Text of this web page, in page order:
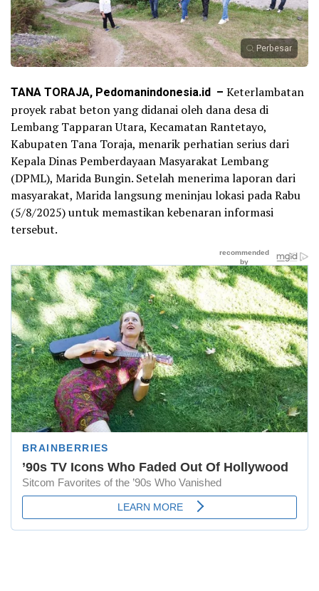
Perbesar
TANA TORAJA, Pedomanindonesia.id – Keterlambatan
proyek rabat beton yang didanai oleh dana desa di
Lembang Tapparan Utara, Kecamatan Rantetayo,
Kabupaten Tana Toraja, menarik perhatian serius dari
Kepala Dinas Pemberdayaan Masyarakat Lembang
(DPML), Marida Bungin. Setelah menerima laporan dari
masyarakat, Marida langsung meninjau lokasi pada Rabu
(5/8/2025) untuk memastikan kebenaran informasi
tersebut.